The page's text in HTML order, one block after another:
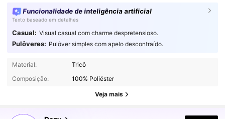
Funcionalidade de inteligência artificial
Texto baseado em detalhes
Casual: Visual casual com charme despretensioso.
Pulôveres: Pulôver simples com apelo descontraído.
Material:
Tricô
Composição:
100% Poliéster
Veja mais
6.6M Seguidores